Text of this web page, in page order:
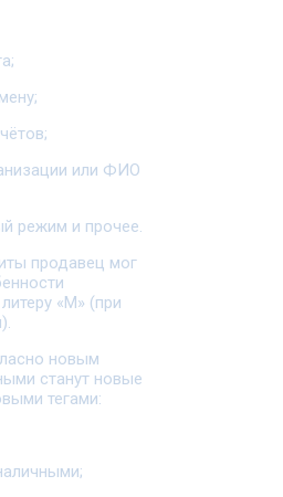
или ФИО
режим и прочее.
продавец мог
«М» (при
новым
станут новые
тегами: